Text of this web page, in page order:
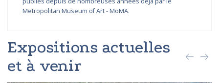
Metropolitan Museum of Art - MoMA.
Expositions actuelles
et à venir